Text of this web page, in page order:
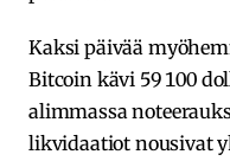
Kaksi päivää
Bitcoin kävi 59 100
alimmassa
likvidaatiot nousivat